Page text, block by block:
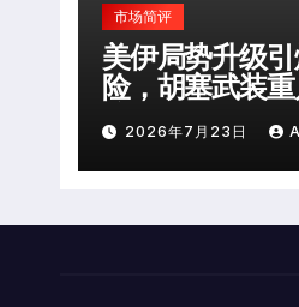
市场简评
美伊局势升级
险，胡塞武装重
袭击
2026年7月23日